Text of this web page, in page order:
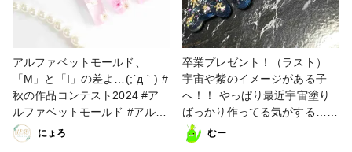
アルファベットモールド、
「M」と「I」の差よ…(;´д｀) #
秋の作品コンテスト2024 #ア
ルファベットモールド #アルフ
ァベットキーホルダー #こまり
っこ #こまりっこローガンズ #
にょろ
卒業プレゼント！（ラスト）
宇宙や紫のイメージがある子
へ！！ やっぱり最近宇宙塗り
ばっかり作ってる気がする… #
宇宙塗り #こまりっこ #アルフ
ァベットモールド
むー